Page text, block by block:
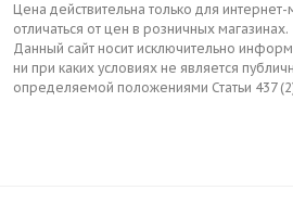
Цена действительна только для
отличаться от цен в розничных магазинах.
Данный сайт носит исключительно
ни при каких условиях не является
определяемой положениями Статьи 437